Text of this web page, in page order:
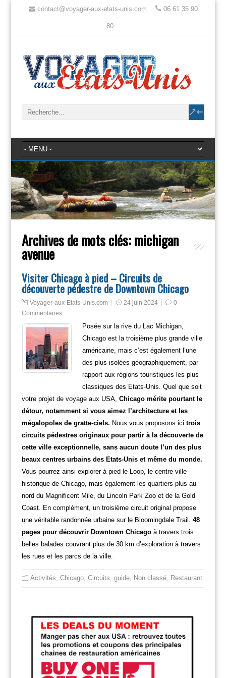
contact@voyager-aux-etats-unis.com 06 61 35 90
80
Archives de mots clés:michigan
avenue
Visiter Chicago à pied – Circuits de
découverte pédestre de Downtown Chicago
Voyager-aux-Etats-Unis.com 24 juin 2024
0
Commentaires
Posée sur la rive du Lac Michigan,
Chicago est la troisième plus grande ville
américaine, mais c’est également l’une
des plus isolées géographiquement, par
rapport aux régions touristiques les plus
classiques des Etats-Unis. Quel que soit
votre projet de voyage aux USA, Chicago mérite pourtant le
détour, notamment si vous aimez l’architecture et les
mégalopoles de gratte-ciels. Nous vous proposons ici trois
circuits pédestres originaux pour partir à la découverte de
cette ville exceptionnelle, sans aucun doute l’un des plus
beaux centres urbains des Etats-Unis et même du monde.
Vous pourrez ainsi explorer à pied le Loop, le centre ville
historique de Chicago, mais également les quartiers plus au
nord du Magnificent Mile, du Lincoln Park Zoo et de la Gold
Coast. En complément, un troisième circuit original propose
une véritable randonnée urbaine sur le Bloomingdale Trail. 48
pages pour découvrir Downtown Chicagoà travers trois
belles balades couvrant plus de 30 km d’exploration à travers
les rues et les parcs de la ville.
Activités Chicago, Circuits guide, Non classé, Restaurant